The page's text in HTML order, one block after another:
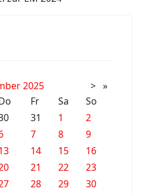
2025 > »
Fr Sa
So
31 1
2
7 8
9
14 15
16
21 22
23
28 29 30